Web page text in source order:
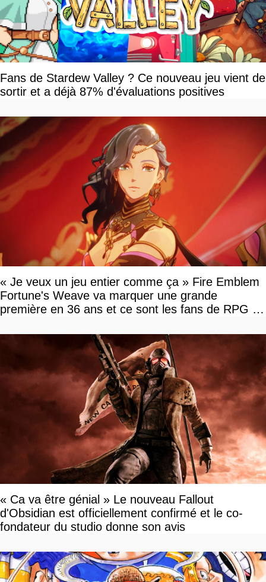
Fans de Stardew Valley ? Ce nouveau jeu vient de
sortir et a déjà 87% d'évaluations positives
« Je veux un jeu entier comme ça » Fire Emblem
Fortune's Weave va marquer une grande
première en 36 ans et ce sont les fans de RPG en
« Ca va être génial » Le nouveau Fallout
d'Obsidian est officiellement confirmé et le co-
fondateur du studio donne son avis